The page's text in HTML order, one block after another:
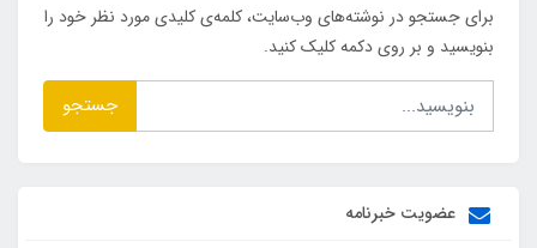
برای جستجو در نوشته‌های وب‌سایت، کلمه‌ی کلیدی مورد نظر خود را
بنویسید و بر روی دکمه کلیک کنید.
جستجو
عضویت خبرنامه